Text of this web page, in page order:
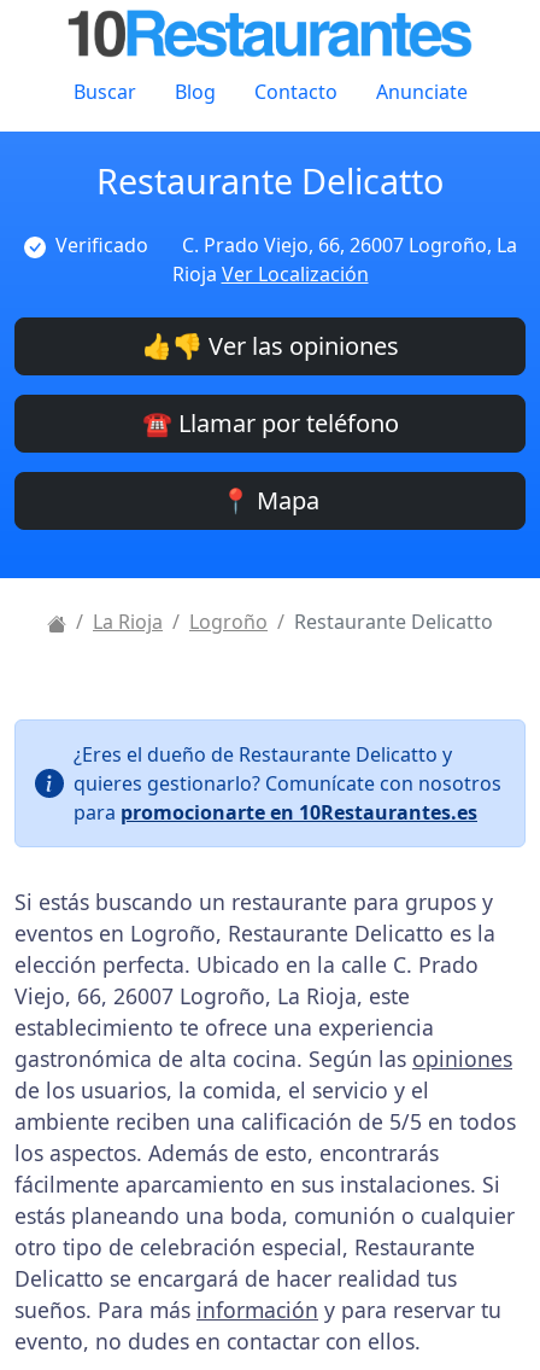
Buscar Blog Contacto Anunciate
Restaurante Delicatto
Verificado
C. Prado Viejo, 66, 26007 Logroño, La
Rioja Ver Localización
👍👎 Ver las opiniones
☎️ Llamar por teléfono
📍 Mapa
La Rioja Logroño Restaurante Delicatto
¿Eres el dueño de Restaurante Delicatto y
quieres gestionarlo? Comunícate con nosotros
para promocionarte en 10Restaurantes.es
Si estás buscando un restaurante para grupos y
eventos en Logroño, Restaurante Delicatto es la
elección perfecta. Ubicado en la calle C. Prado
Viejo, 66, 26007 Logroño, La Rioja, este
establecimiento te ofrece una experiencia
gastronómica de alta cocina. Según las opiniones
de los usuarios, la comida, el servicio y el
ambiente reciben una calificación de 5/5 en todos
los aspectos. Además de esto, encontrarás
fácilmente aparcamiento en sus instalaciones. Si
estás planeando una boda, comunión o cualquier
otro tipo de celebración especial, Restaurante
Delicatto se encargará de hacer realidad tus
sueños. Para más información y para reservar tu
evento, no dudes en contactar con ellos.